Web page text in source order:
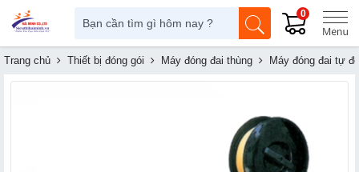
0
Trang chủ Thiết bị đóng gói Máy đóng đai thùng Máy đóng đai tự